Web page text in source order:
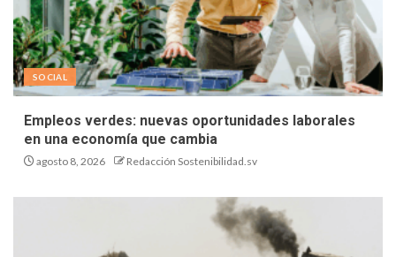
SOCIAL
Empleos verdes: nuevas oportunidades laborales
en una economía que cambia
agosto 8, 2026 Redacción Sostenibilidad.sv